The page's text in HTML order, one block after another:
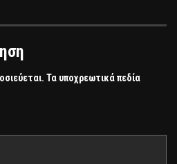
Τα υποχρεωτικά πεδία